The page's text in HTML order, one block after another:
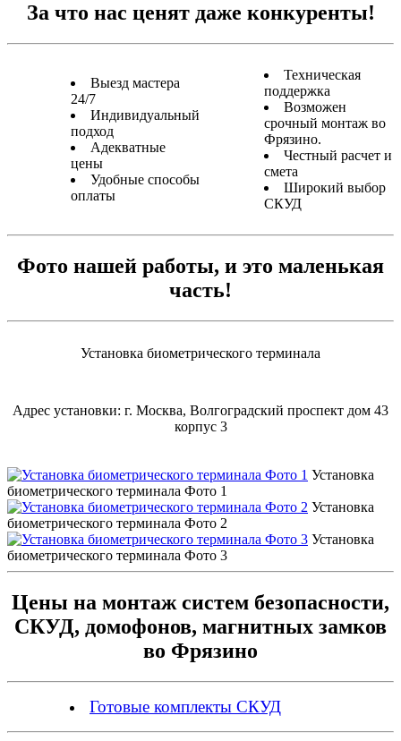
За что нас ценят даже конкуренты!
Выезд мастера
24/7
Индивидуальный
подход
Адекватные
цены
Удобные способы
оплаты
Техническая
поддержка
Возможен
срочный монтаж во
Фрязино.
Честный расчет и
смета
Широкий выбор
СКУД
Фото нашей работы, и это маленькая
часть!
Установка биометрического терминала
Адрес установки: г. Москва, Волгоградский проспект дом 43
корпус 3
Установка
биометрического терминала Фото 1
Установка
биометрического терминала Фото 2
Установка
биометрического терминала Фото 3
Цены на монтаж систем безопасности,
СКУД, домофонов, магнитных замков
во Фрязино
Готовые комплекты СКУД